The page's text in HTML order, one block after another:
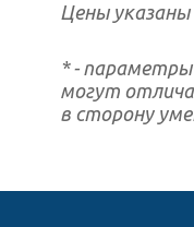
Цены
* -
могут
в сторону